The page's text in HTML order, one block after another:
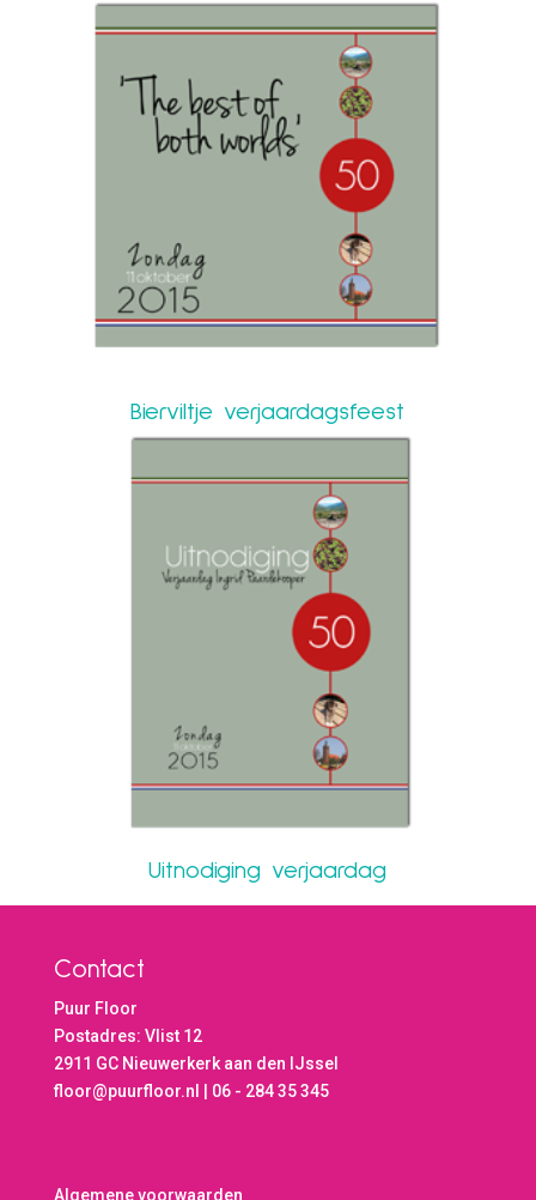
Bierviltje verjaardagsfeest
Uitnodiging verjaardag
Contact
Puur Floor
Postadres: Vlist 12
2911 GC Nieuwerkerk aan den IJssel
floor@puurfloor.nl | 06 - 284 35 345
Algemene voorwaarden